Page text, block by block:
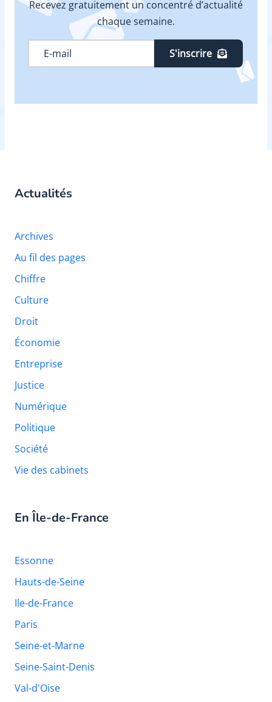
Recevez gratuitement un concentré d’actualité
chaque semaine.
S'inscrire
Actualités
Archives
Au fil des pages
Chiffre
Culture
Droit
Économie
Entreprise
Justice
Numérique
Politique
Société
Vie des cabinets
En Île-de-France
Essonne
Hauts-de-Seine
Ile-de-France
Paris
Seine-et-Marne
Seine-Saint-Denis
Val-d'Oise